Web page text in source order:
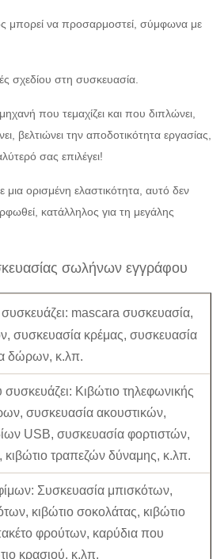
μπορεί να προσαρμοστεί, σύμφωνα με
σχεδίου στη συσκευασία.
που τεμαχίζει και που διπλώνει,
βελτιώνει την αποδοτικότητα εργασίας,
σας επιλέγει!
ορισμένη ελαστικότητα, αυτό δεν
κατάλληλος για τη μεγάλης
σωλήνων εγγράφου
mascara συσκευασία,
συσκευασία κρέμας, συσκευασία
δώρων, κ.λπ.
Κιβώτιο τηλεφωνικής
συσκευασία ακουστικών,
USB, συσκευασία φορτιστών,
τραπεζών δύναμης, κ.λπ.
Συσκευασία μπισκότων,
κιβώτιο σοκολάτας, κιβώτιο
φρούτων, καρύδια που
κρασιού, κ.λπ.